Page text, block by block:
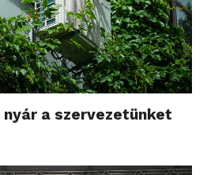
a szervezetünket